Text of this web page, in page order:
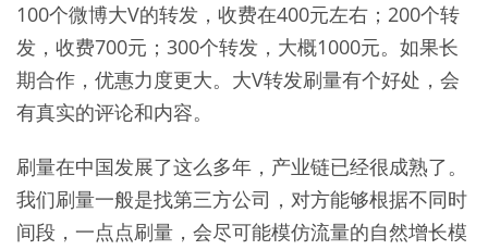
100个微博大V的转发，收费在400元左右；200个转
发，收费700元；300个转发，大概1000元。如果长
期合作，优惠力度更大。大V转发刷量有个好处，会
有真实的评论和内容。
刷量在中国发展了这么多年，产业链已经很成熟了。
我们刷量一般是找第三方公司，对方能够根据不同时
间段，一点点刷量，会尽可能模仿流量的自然增长模